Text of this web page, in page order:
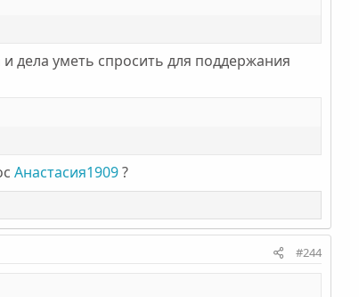
дела уметь спросить для поддержания
Анастасия1909?
#244